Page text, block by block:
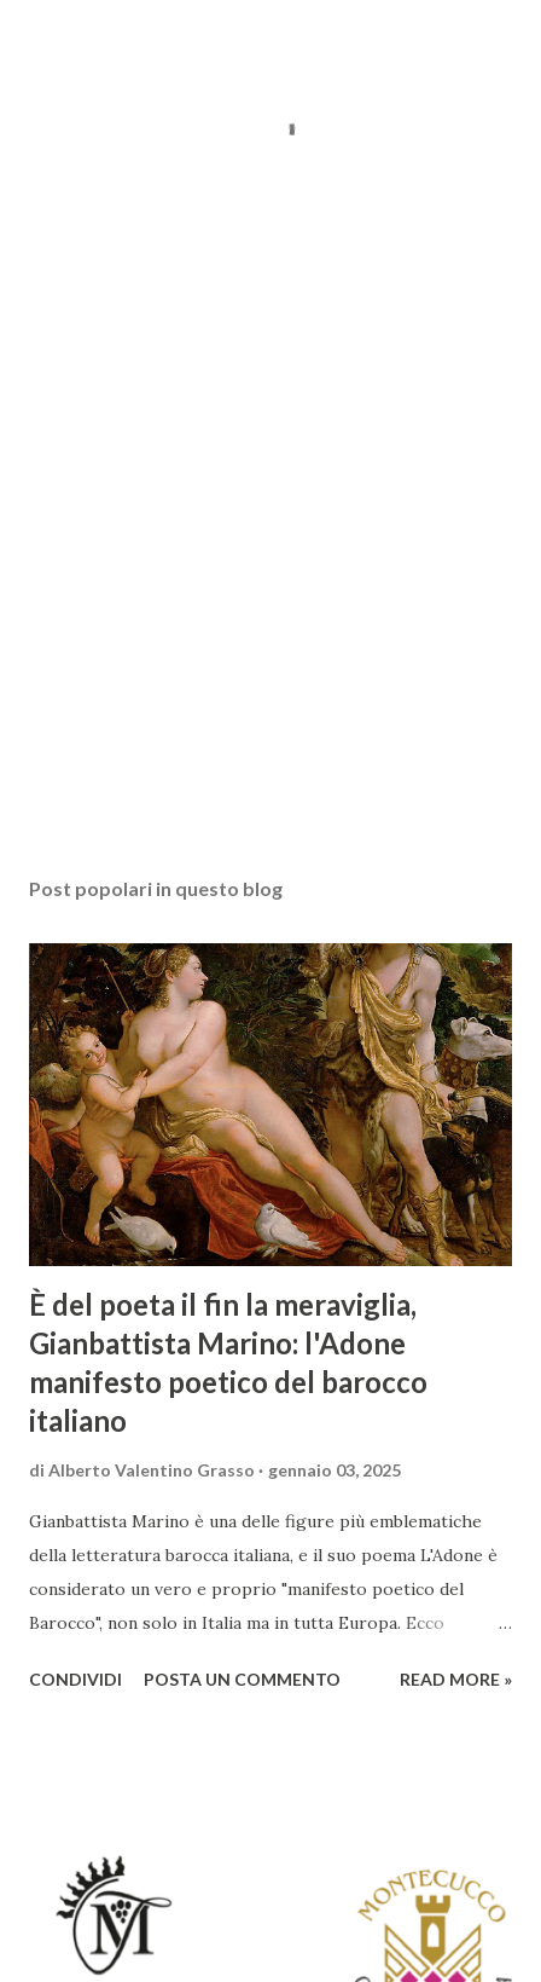
Post popolari in questo blog
È del poeta il fin la meraviglia,
Gianbattista Marino: l'Adone
manifesto poetico del barocco
italiano
di Alberto Valentino Grasso gennaio 03, 2025
Gianbattista Marino è una delle figure più emblematiche
della letteratura barocca italiana, e il suo poema L'Adone è
considerato un vero e proprio "manifesto poetico del
Barocco", non solo in Italia ma in tutta Europa. Ecco
rendono un'opera fondamentale per il periodo. Marino fu
abbracciando invece i principi del Barocco: l'arte come
meraviglia, l'ostentazione della tecnica e la ricerca del
sorprendente. Marino visse in un'epoca di grandi
cambiamenti culturali e sociali, e la sua opera riflette questa
CONDIVIDI POSTA UN COMMENTO READ MORE »